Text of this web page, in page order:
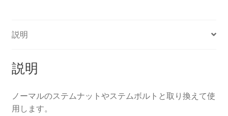
Kawasaki
),Ninja400('18-
6R('03-
'04),ZX-
説明
説明
ノーマルのステムナットやステムボルトと取り換えて使
用します。